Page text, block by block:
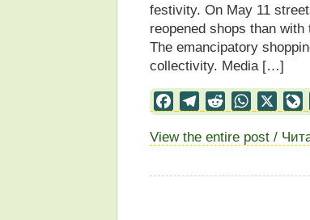
festivity. On May 11
reopened shops than
The emancipatory
collectivity. Media […]
FacebookTelegramRedditWhatsApp
View the entire post /